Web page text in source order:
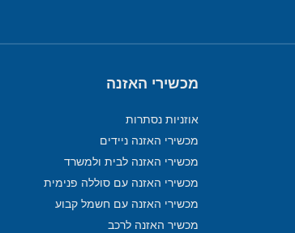
מכשירי האזנה
אוזניות נסתרות
מכשירי האזנה ניידים
מכשירי האזנה לבית ולמשרד
מכשירי האזנה עם סוללה פנימית
מכשירי האזנה עם חשמל קבוע
מכשיר האזנה לרכב